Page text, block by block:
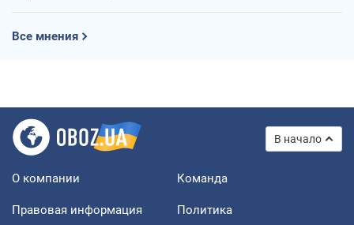
Все мнения
В начало
О компании Команда
Правовая информация
Политика